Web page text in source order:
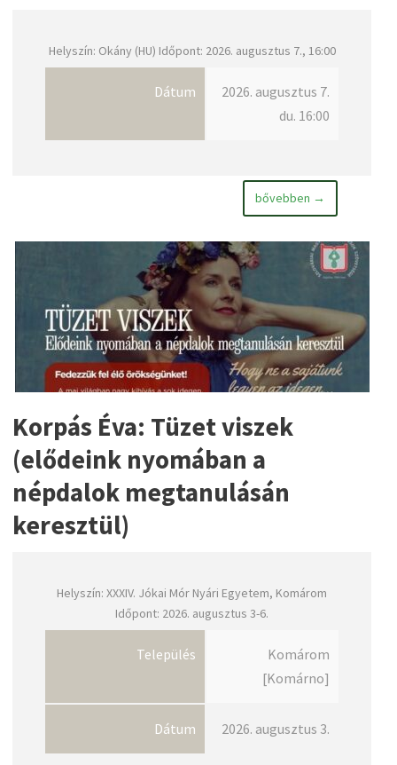
Helyszín: Okány (HU) Időpont: 2026. augusztus 7., 16:00
Dátum
2026. augusztus 7.
du. 16:00
bővebben →
Korpás Éva: Tüzet viszek
(elődeink nyomában a
népdalok megtanulásán
keresztül)
Helyszín: XXXIV. Jókai Mór Nyári Egyetem, Komárom
Időpont: 2026. augusztus 3-6.
Település
Komárom
[Komárno]
Dátum 2026. augusztus 3.